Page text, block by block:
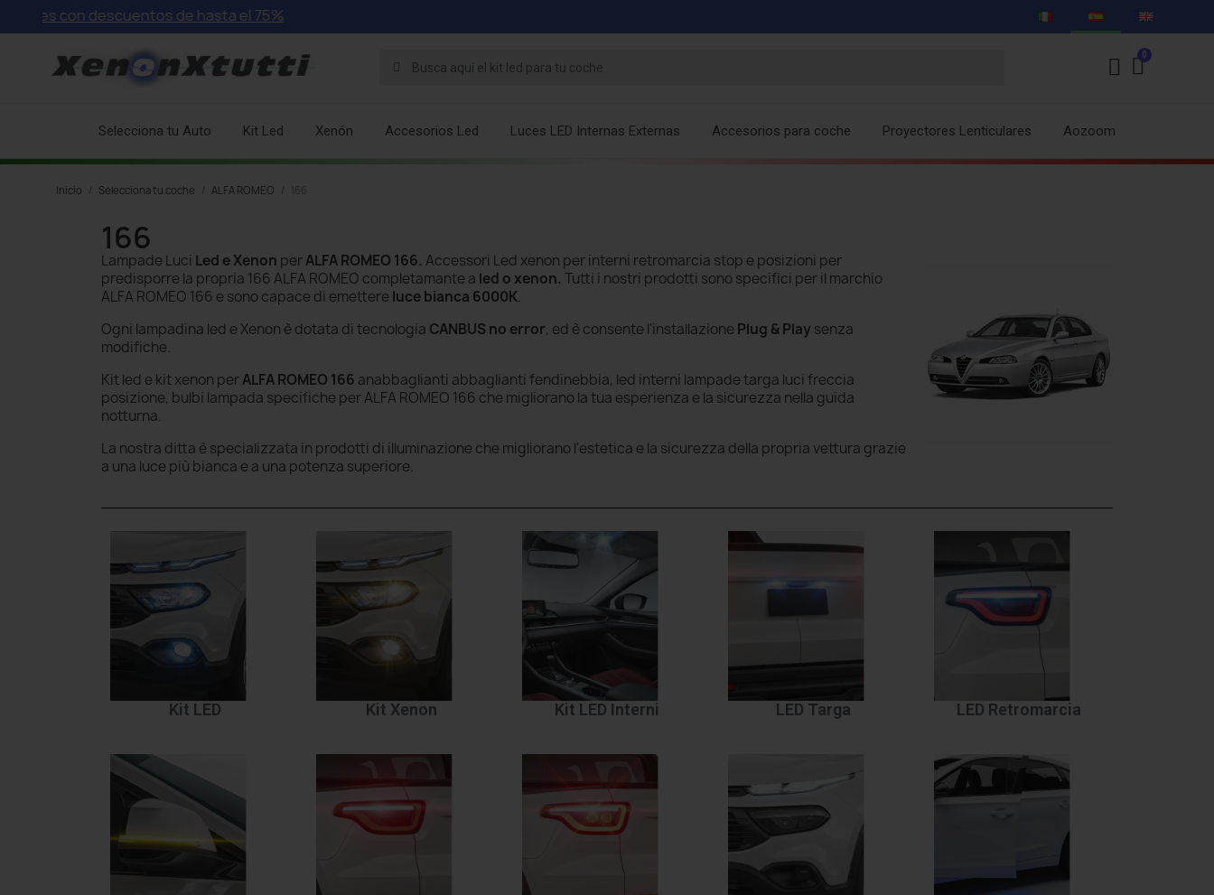
de hasta el 75%
Selecciona tu Auto Kit Led Xenón Accesorios Led Luces LED Internas Externas Accesorios para coche Proyectores Lenticulares Aozoom
Inicio Selecciona tu coche ALFA ROMEO 166
166
Lampade Luci Led e Xenon perALFA ROMEO 166. Accessori Led xenon per interni retromarcia stop e posizioni per
predisporre la propria 166 ALFA ROMEO completamante a led o xenon. Tutti i nostri prodotti sono specifici per il marchio
ALFA ROMEO 166 e sono capace di emettere luce bianca 6000K.
Ogni lampadina led e Xenon è dotata di tecnologia CANBUS no error, ed è consente l'installazione Plug & Playsenza
modifiche.
Kit led e kit xenon perALFA ROMEO 166 anabbaglianti abbaglianti fendinebbia, led interni lampade targa luci freccia
posizione, bulbi lampada specifiche per ALFA ROMEO 166 che migliorano la tua esperienza e la sicurezza nella guida
notturna.
La nostra ditta è specializzata in prodotti di illuminazione che migliorano l'estetica e la sicurezza della propria vettura grazie
a una luce più bianca e a una potenza superiore.
Kit LED Kit Xenon Kit LED Interni LED Targa LED Retromarcia